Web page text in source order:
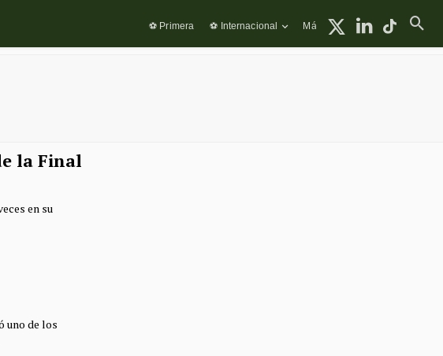
⚽ Primera ⚽ Internacional Más
la Final
en su
uno de los